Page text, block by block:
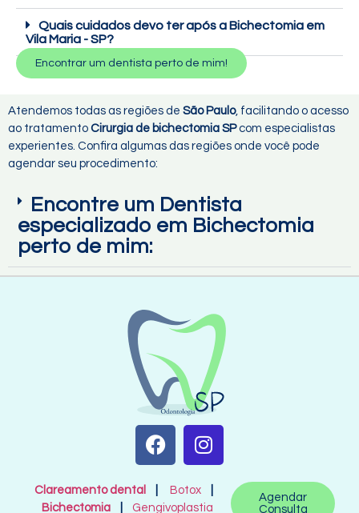
Quais cuidados devo ter após a Bichectomia em
Vila Maria - SP?
Encontrar um dentista perto de mim!
Atendemos todas as regiões de São Paulo, facilitando o acesso
ao tratamento Cirurgia de bichectomia SPcom especialistas
experientes. Confira algumas das regiões onde você pode
agendar seu procedimento:
Encontre um Dentista
especializado em Bichectomia
perto de mim:
Clareamento dental Botox
Bichectomia
Gengivoplastia
Agendar
Consulta